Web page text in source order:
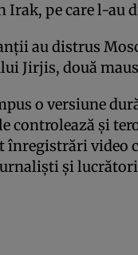
Irak, pe care l-au
au distrus
Jirjis, două
o versiune
controlează şi
înregistrări video
şi